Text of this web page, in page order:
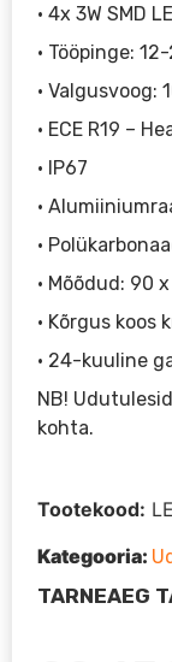
• 4x 3W SMD
• Tööpinge:
• Valgusvoog:
• ECE R19 –
• IP67
•
•
• Mõõdud: 90
• Kõrgus koos
• 24-kuuline
NB!
kohta.
Tootekood:
Kategooria:
TARNEAEG